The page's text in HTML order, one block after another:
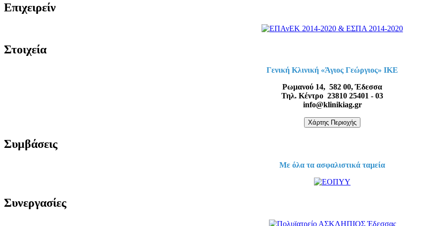
Επιχειρείν
Στοιχεία
Γενική Κλινική «Άγιος Γεώργιος» ΙΚΕ
Ρωμανού 14, 582 00, Έδεσσα
Τηλ. Κέντρο 23810 25401 - 03
info@klinikiag.gr
Χάρτης Περιοχής
Συμβάσεις
Με όλα τα ασφαλιστικά ταμεία
Συνεργασίες